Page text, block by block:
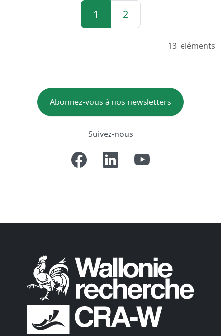
1 2
13 eléments
Abonnez-vous à nos newsletters
Suivez-nous